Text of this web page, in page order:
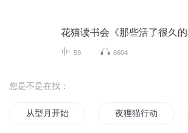
花猫读书会《那些活了很久的
59 6604
您是不是在找：
从型月开始的魔女之夜 夜狸猫行动